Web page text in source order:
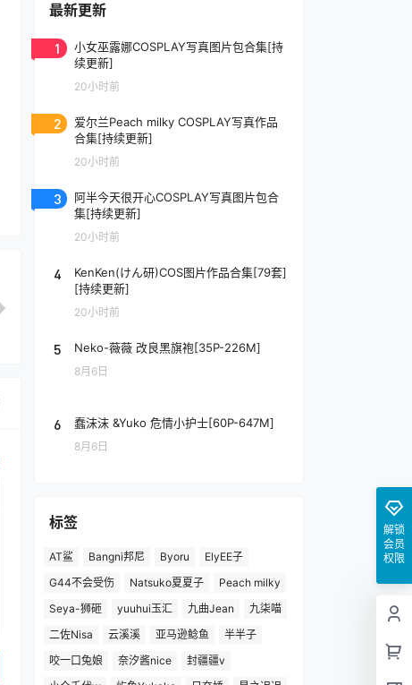
最新更新
1
小女巫露娜COSPLAY写真图片包合集[持
续更新]
20小时前
2
爱尔兰Peach milky COSPLAY写真作品
合集[持续更新]
20小时前
3
阿半今天很开心COSPLAY写真图片包合
集[持续更新]
20小时前
4
KenKen(けん研)COS图片作品合集[79套]
[持续更新]
20小时前
5 Neko-薇薇 改良黑旗袍[35P-226M]
8月6日
6 蠢沫沫 &Yuko 危情小护士[60P-647M]
8月6日
标签
AT鲨 Bangni邦尼 Byoru
ElyEE子
G44不会受伤
Natsuko夏夏子
Peach milky
Seya-狮砸
yuuhui玉汇 九曲Jean
九柒喵
二佐Nisa
云溪溪 亚马逊鲶鱼
半半子
咬一口兔娘
奈汐酱nice
封疆疆v
解锁
会员
权限